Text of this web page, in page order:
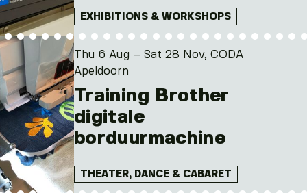
EXHIBITIONS & WORKSHOPS
Thu 6 Aug – Sat 28 Nov, CODA
Apeldoorn
Training Brother
digitale
borduurmachine
THEATER, DANCE & CABARET